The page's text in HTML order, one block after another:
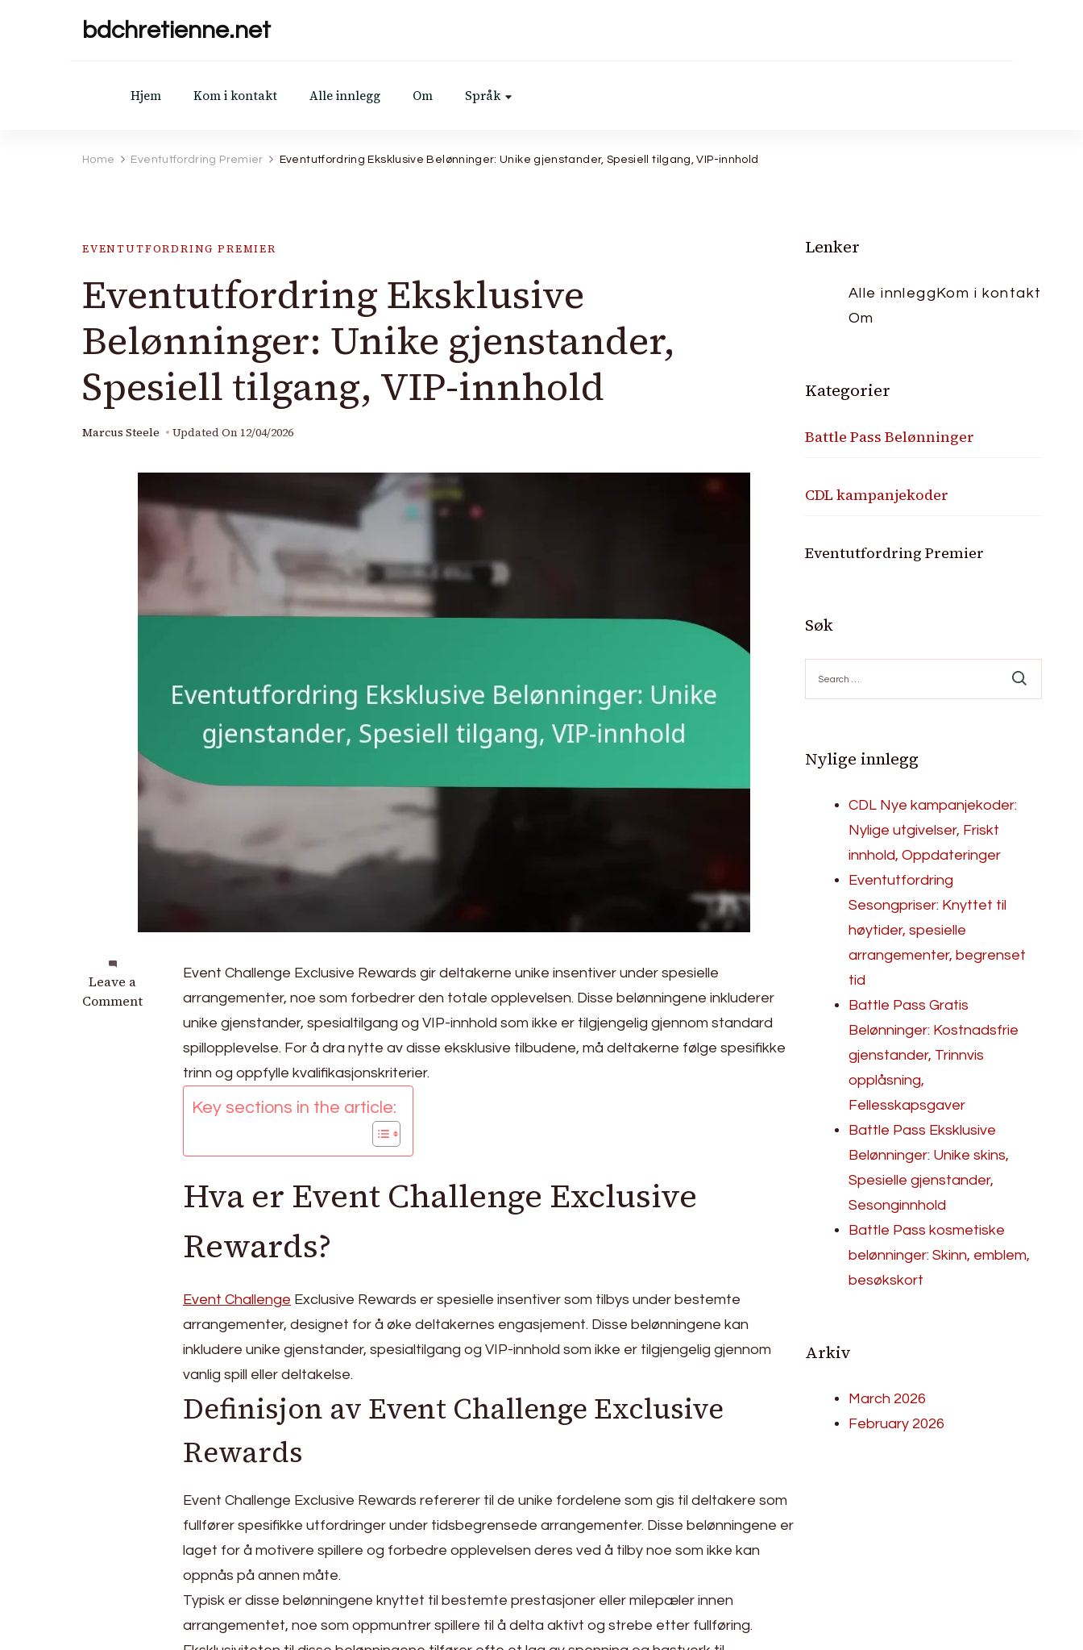
bdchretienne.net
Hjem Kom i kontakt Alle innlegg Om Språk
Home Eventutfordring Premier Eventutfordring Eksklusive Belønninger: Unike gjenstander, Spesiell tilgang, VIP-innhold
EVENTUTFORDRING PREMIER
Eventutfordring Eksklusive
Belønninger: Unike gjenstander,
Spesiell tilgang, VIP-innhold
Marcus Steele Updated On 12/04/2026
Leave a
Comment
on
Eventutfordring
gjenstander,
Event Challenge Exclusive Rewards gir deltakerne unike insentiver under spesielle
arrangementer, noe som forbedrer den totale opplevelsen. Disse belønningene inkluderer
unike gjenstander, spesialtilgang og VIP-innhold som ikke er tilgjengelig gjennom standard
spillopplevelse. For å dra nytte av disse eksklusive tilbudene, må deltakerne følge spesifikke
trinn og oppfylle kvalifikasjonskriterier.
Key sections in the article:
Hva er Event Challenge Exclusive
Rewards?
Event Challenge Exclusive Rewards er spesielle insentiver som tilbys under bestemte
arrangementer, designet for å øke deltakernes engasjement. Disse belønningene kan
inkludere unike gjenstander, spesialtilgang og VIP-innhold som ikke er tilgjengelig gjennom
vanlig spill eller deltakelse.
Definisjon av Event Challenge Exclusive
Rewards
Event Challenge Exclusive Rewards refererer til de unike fordelene som gis til deltakere som
fullfører spesifikke utfordringer under tidsbegrensede arrangementer. Disse belønningene er
laget for å motivere spillere og forbedre opplevelsen deres ved å tilby noe som ikke kan
oppnås på annen måte.
Typisk er disse belønningene knyttet til bestemte prestasjoner eller milepæler innen
arrangementet, noe som oppmuntrer spillere til å delta aktivt og strebe etter fullføring.
Lenker
Alle innleggKom i kontakt
Om
Kategorier
Battle Pass Belønninger
CDL kampanjekoder
Eventutfordring Premier
Søk
for:
Nylige innlegg
CDL Nye kampanjekoder:
Nylige utgivelser, Friskt
innhold, Oppdateringer
Eventutfordring
Sesongpriser: Knyttet til
høytider, spesielle
arrangementer, begrenset
tid
Battle Pass Gratis
Belønninger: Kostnadsfrie
gjenstander, Trinnvis
opplåsning,
Fellesskapsgaver
Battle Pass Eksklusive
Belønninger: Unike skins,
Spesielle gjenstander,
Sesonginnhold
Battle Pass kosmetiske
belønninger: Skinn, emblem,
besøkskort
Arkiv
March 2026
February 2026